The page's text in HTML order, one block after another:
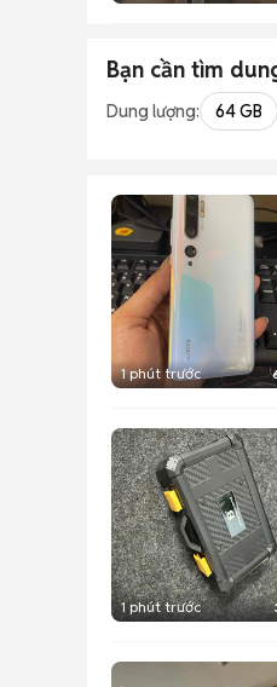
Bạn cần tìm
Dung lượng: 64 GB
1 phút trước
1 phút trước